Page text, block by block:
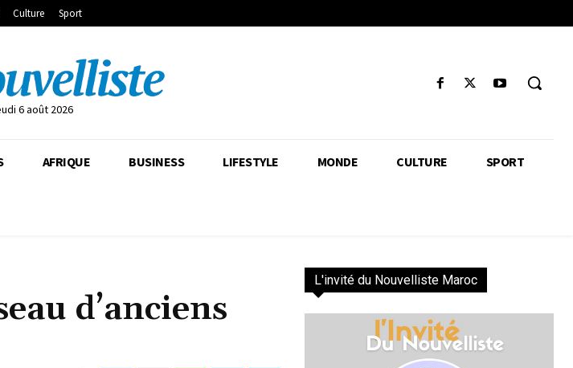
Culture Sport
6 août 2026
AFRIQUE BUSINESS LIFESTYLE MONDE CULTURE SPORT
d’anciens
L'invité du Nouvelliste Maroc